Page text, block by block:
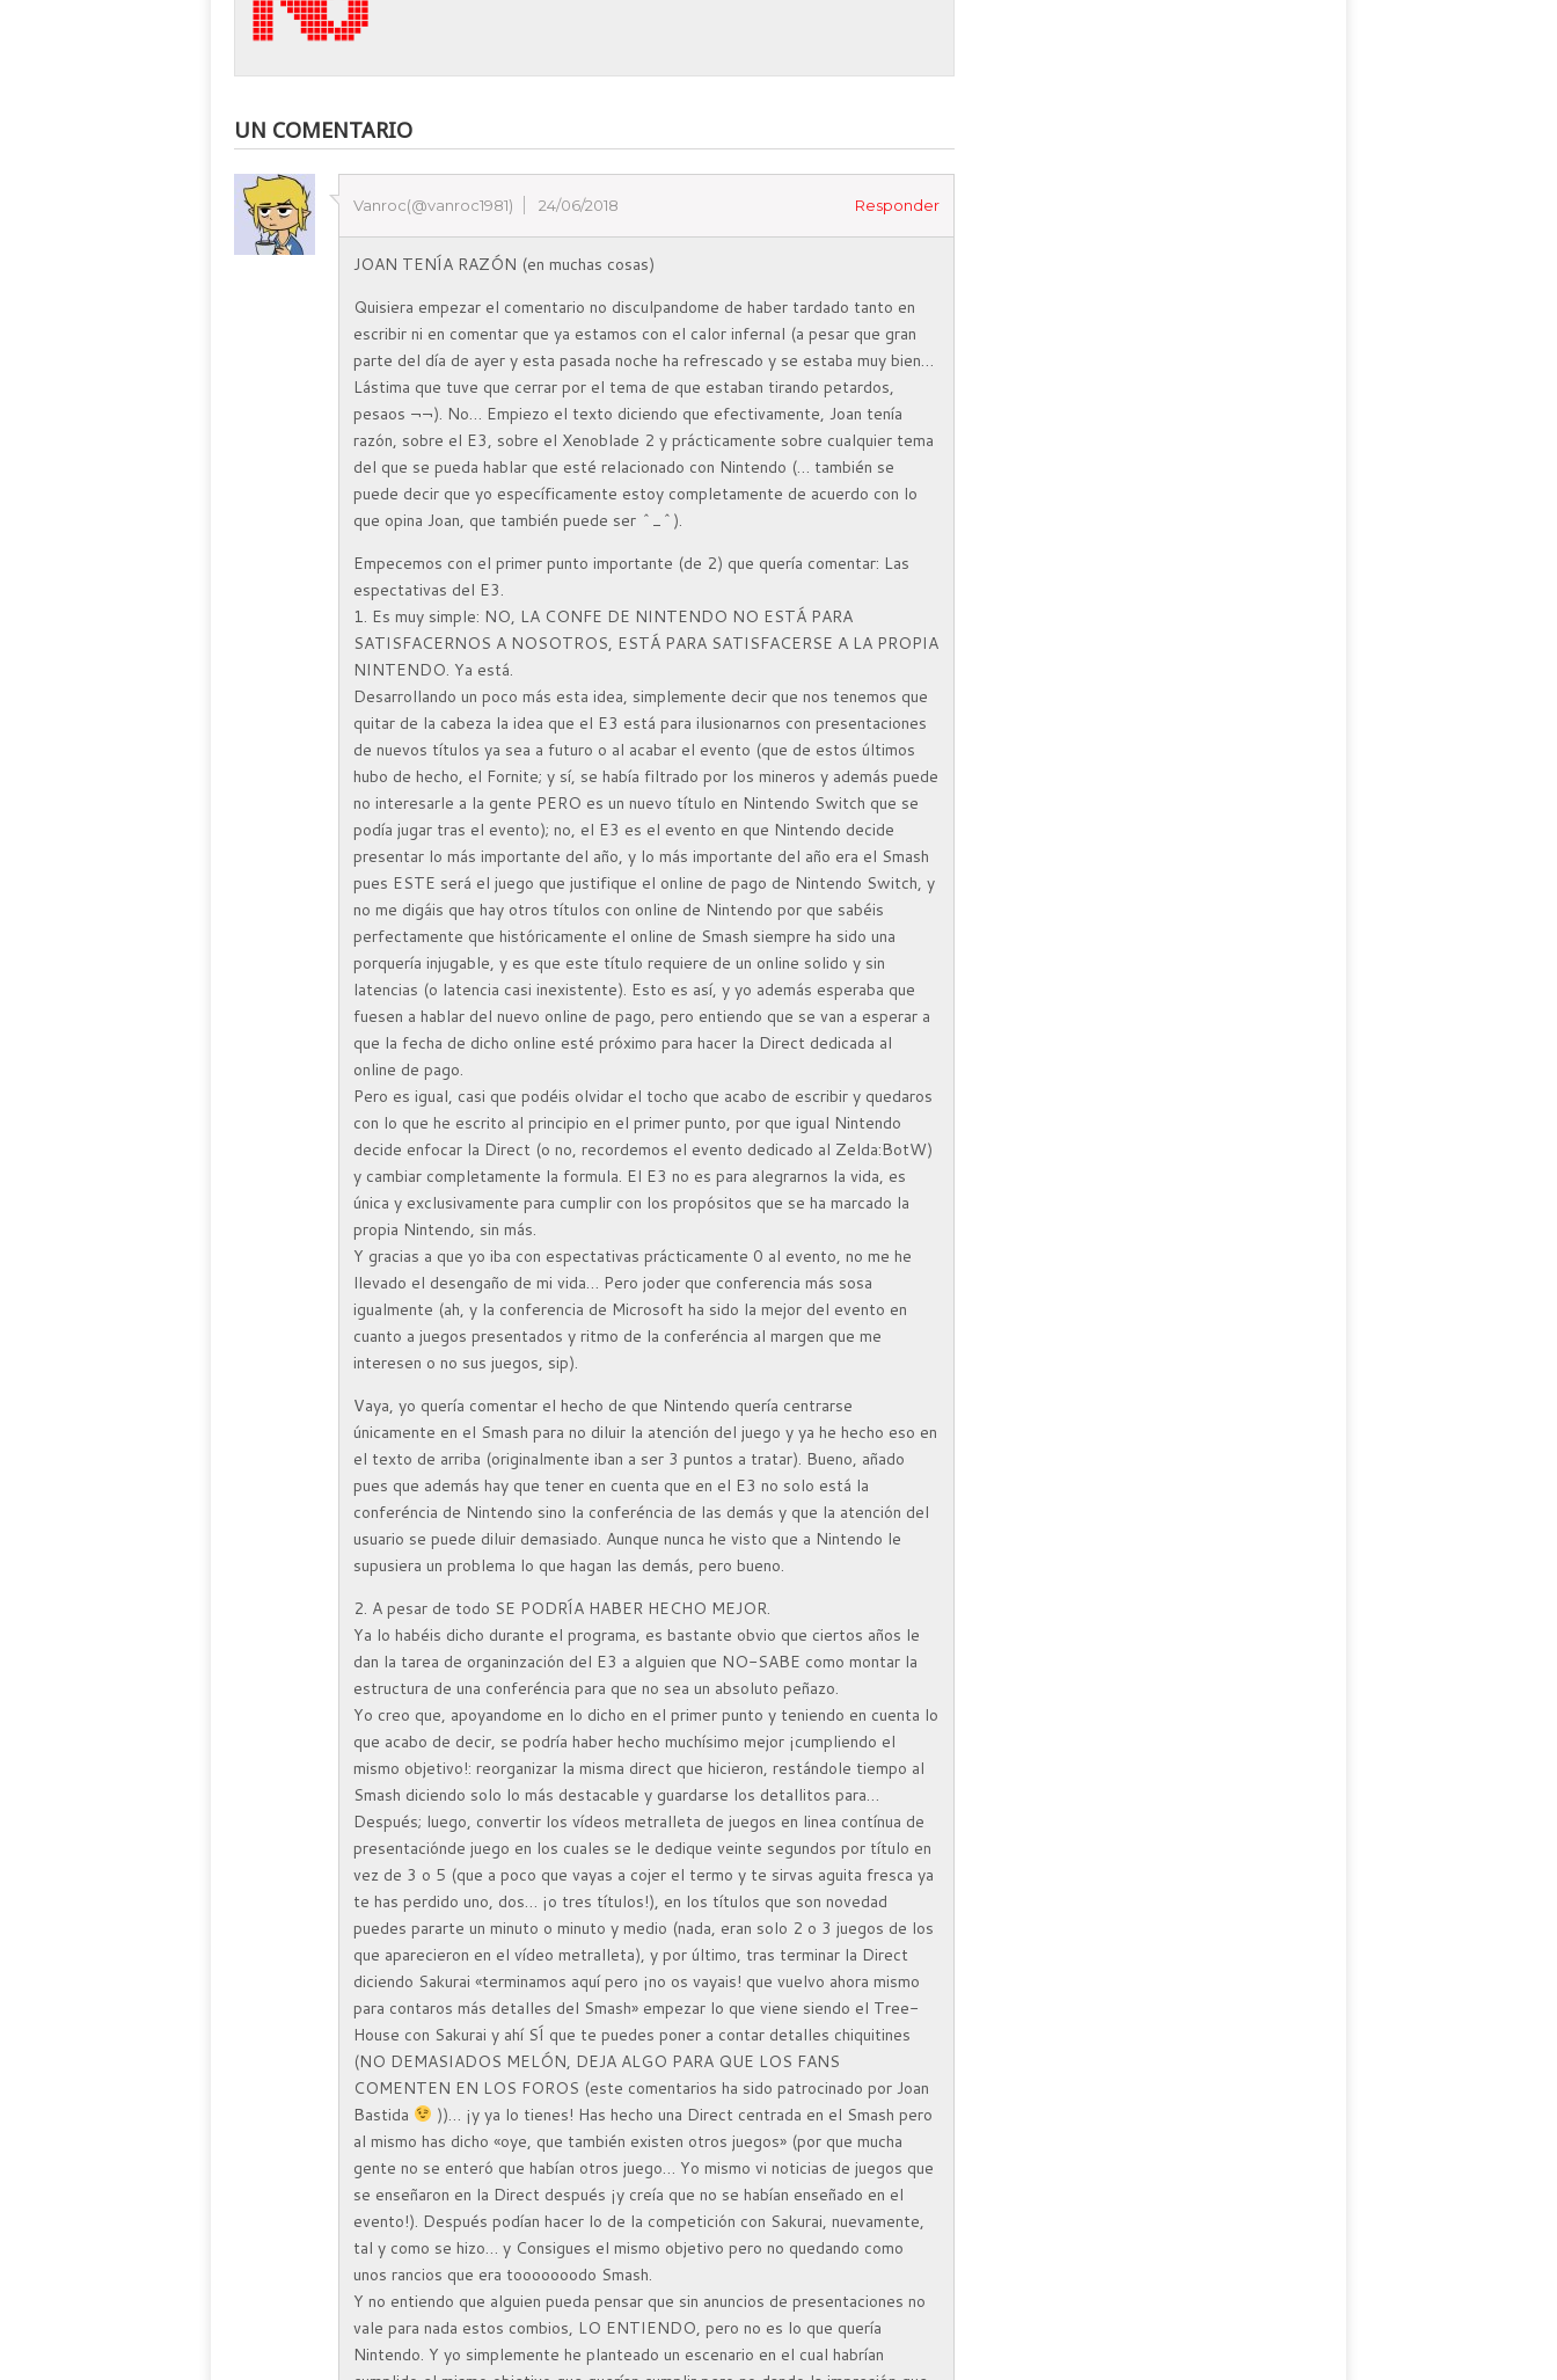
UN COMENTARIO
Vanroc(@vanroc1981) 24/06/2018 Responder
JOAN TENÍA RAZÓN (en muchas cosas)
Quisiera empezar el comentario no disculpandome de haber tardado tanto en
escribir ni en comentar que ya estamos con el calor infernal (a pesar que gran
parte del día de ayer y esta pasada noche ha refrescado y se estaba muy bien…
Lástima que tuve que cerrar por el tema de que estaban tirando petardos,
pesaos ¬¬). No… Empiezo el texto diciendo que efectivamente, Joan tenía
razón, sobre el E3, sobre el Xenoblade 2 y prácticamente sobre cualquier tema
del que se pueda hablar que esté relacionado con Nintendo (… también se
puede decir que yo específicamente estoy completamente de acuerdo con lo
que opina Joan, que también puede ser ^_^).
Empecemos con el primer punto importante (de 2) que quería comentar: Las
espectativas del E3.
1. Es muy simple: NO, LA CONFE DE NINTENDO NO ESTÁ PARA
SATISFACERNOS A NOSOTROS, ESTÁ PARA SATISFACERSE A LA PROPIA
NINTENDO. Ya está.
Desarrollando un poco más esta idea, simplemente decir que nos tenemos que
quitar de la cabeza la idea que el E3 está para ilusionarnos con presentaciones
de nuevos títulos ya sea a futuro o al acabar el evento (que de estos últimos
hubo de hecho, el Fornite; y sí, se había filtrado por los mineros y además puede
no interesarle a la gente PERO es un nuevo título en Nintendo Switch que se
podía jugar tras el evento); no, el E3 es el evento en que Nintendo decide
presentar lo más importante del año, y lo más importante del año era el Smash
pues ESTE será el juego que justifique el online de pago de Nintendo Switch, y
no me digáis que hay otros títulos con online de Nintendo por que sabéis
perfectamente que históricamente el online de Smash siempre ha sido una
porquería injugable, y es que este título requiere de un online solido y sin
latencias (o latencia casi inexistente). Esto es así, y yo además esperaba que
fuesen a hablar del nuevo online de pago, pero entiendo que se van a esperar a
que la fecha de dicho online esté próximo para hacer la Direct dedicada al
online de pago.
Pero es igual, casi que podéis olvidar el tocho que acabo de escribir y quedaros
con lo que he escrito al principio en el primer punto, por que igual Nintendo
decide enfocar la Direct (o no, recordemos el evento dedicado al Zelda:BotW)
y cambiar completamente la formula. El E3 no es para alegrarnos la vida, es
única y exclusivamente para cumplir con los propósitos que se ha marcado la
propia Nintendo, sin más.
Y gracias a que yo iba con espectativas prácticamente 0 al evento, no me he
llevado el desengaño de mi vida… Pero joder que conferencia más sosa
igualmente (ah, y la conferencia de Microsoft ha sido la mejor del evento en
cuanto a juegos presentados y ritmo de la conferéncia al margen que me
interesen o no sus juegos, sip).
Vaya, yo quería comentar el hecho de que Nintendo quería centrarse
únicamente en el Smash para no diluir la atención del juego y ya he hecho eso en
el texto de arriba (originalmente iban a ser 3 puntos a tratar). Bueno, añado
pues que además hay que tener en cuenta que en el E3 no solo está la
conferéncia de Nintendo sino la conferéncia de las demás y que la atención del
usuario se puede diluir demasiado. Aunque nunca he visto que a Nintendo le
supusiera un problema lo que hagan las demás, pero bueno.
2. A pesar de todo SE PODRÍA HABER HECHO MEJOR.
Ya lo habéis dicho durante el programa, es bastante obvio que ciertos años le
dan la tarea de organinzación del E3 a alguien que NO-SABE como montar la
estructura de una conferéncia para que no sea un absoluto peñazo.
Yo creo que, apoyandome en lo dicho en el primer punto y teniendo en cuenta lo
que acabo de decir, se podría haber hecho muchísimo mejor ¡cumpliendo el
mismo objetivo!: reorganizar la misma direct que hicieron, restándole tiempo al
Smash diciendo solo lo más destacable y guardarse los detallitos para…
Después; luego, convertir los vídeos metralleta de juegos en linea contínua de
presentaciónde juego en los cuales se le dedique veinte segundos por título en
vez de 3 o 5 (que a poco que vayas a cojer el termo y te sirvas aguita fresca ya
te has perdido uno, dos… ¡o tres títulos!), en los títulos que son novedad
puedes pararte un minuto o minuto y medio (nada, eran solo 2 o 3 juegos de los
que aparecieron en el vídeo metralleta), y por último, tras terminar la Direct
diciendo Sakurai «terminamos aquí pero ¡no os vayais! que vuelvo ahora mismo
para contaros más detalles del Smash» empezar lo que viene siendo el Tree-
House con Sakurai y ahí SÍ que te puedes poner a contar detalles chiquitines
(NO DEMASIADOS MELÓN, DEJA ALGO PARA QUE LOS FANS
COMENTEN EN LOS FOROS (este comentarios ha sido patrocinado por Joan
Bastida
))… ¡y ya lo tienes! Has hecho una Direct centrada en el Smash pero
al mismo has dicho «oye, que también existen otros juegos» (por que mucha
gente no se enteró que habían otros juego… Yo mismo vi noticias de juegos que
se enseñaron en la Direct después ¡y creía que no se habían enseñado en el
evento!). Después podían hacer lo de la competición con Sakurai, nuevamente,
tal y como se hizo… y Consigues el mismo objetivo pero no quedando como
unos rancios que era tooooooodo Smash.
Y no entiendo que alguien pueda pensar que sin anuncios de presentaciones no
vale para nada estos combios, LO ENTIENDO, pero no es lo que quería
Nintendo. Y yo simplemente he planteado un escenario en el cual habrían